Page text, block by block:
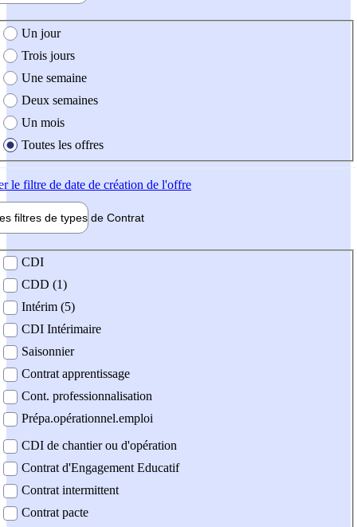
création de l'offre
Un jour
Trois jours
Une semaine
Deux semaines
Un mois
Toutes les offres
le filtre de date de création de l'offre
filtres de types de Contrat
contrat
CDI
CDD (1)
Intérim (5)
CDI Intérimaire
Saisonnier
Contrat apprentissage
Cont. professionnalisation
Prépa.opérationnel.emploi
CDI de chantier ou d'opération
Contrat d'Engagement Educatif
Contrat intermittent
Contrat pacte